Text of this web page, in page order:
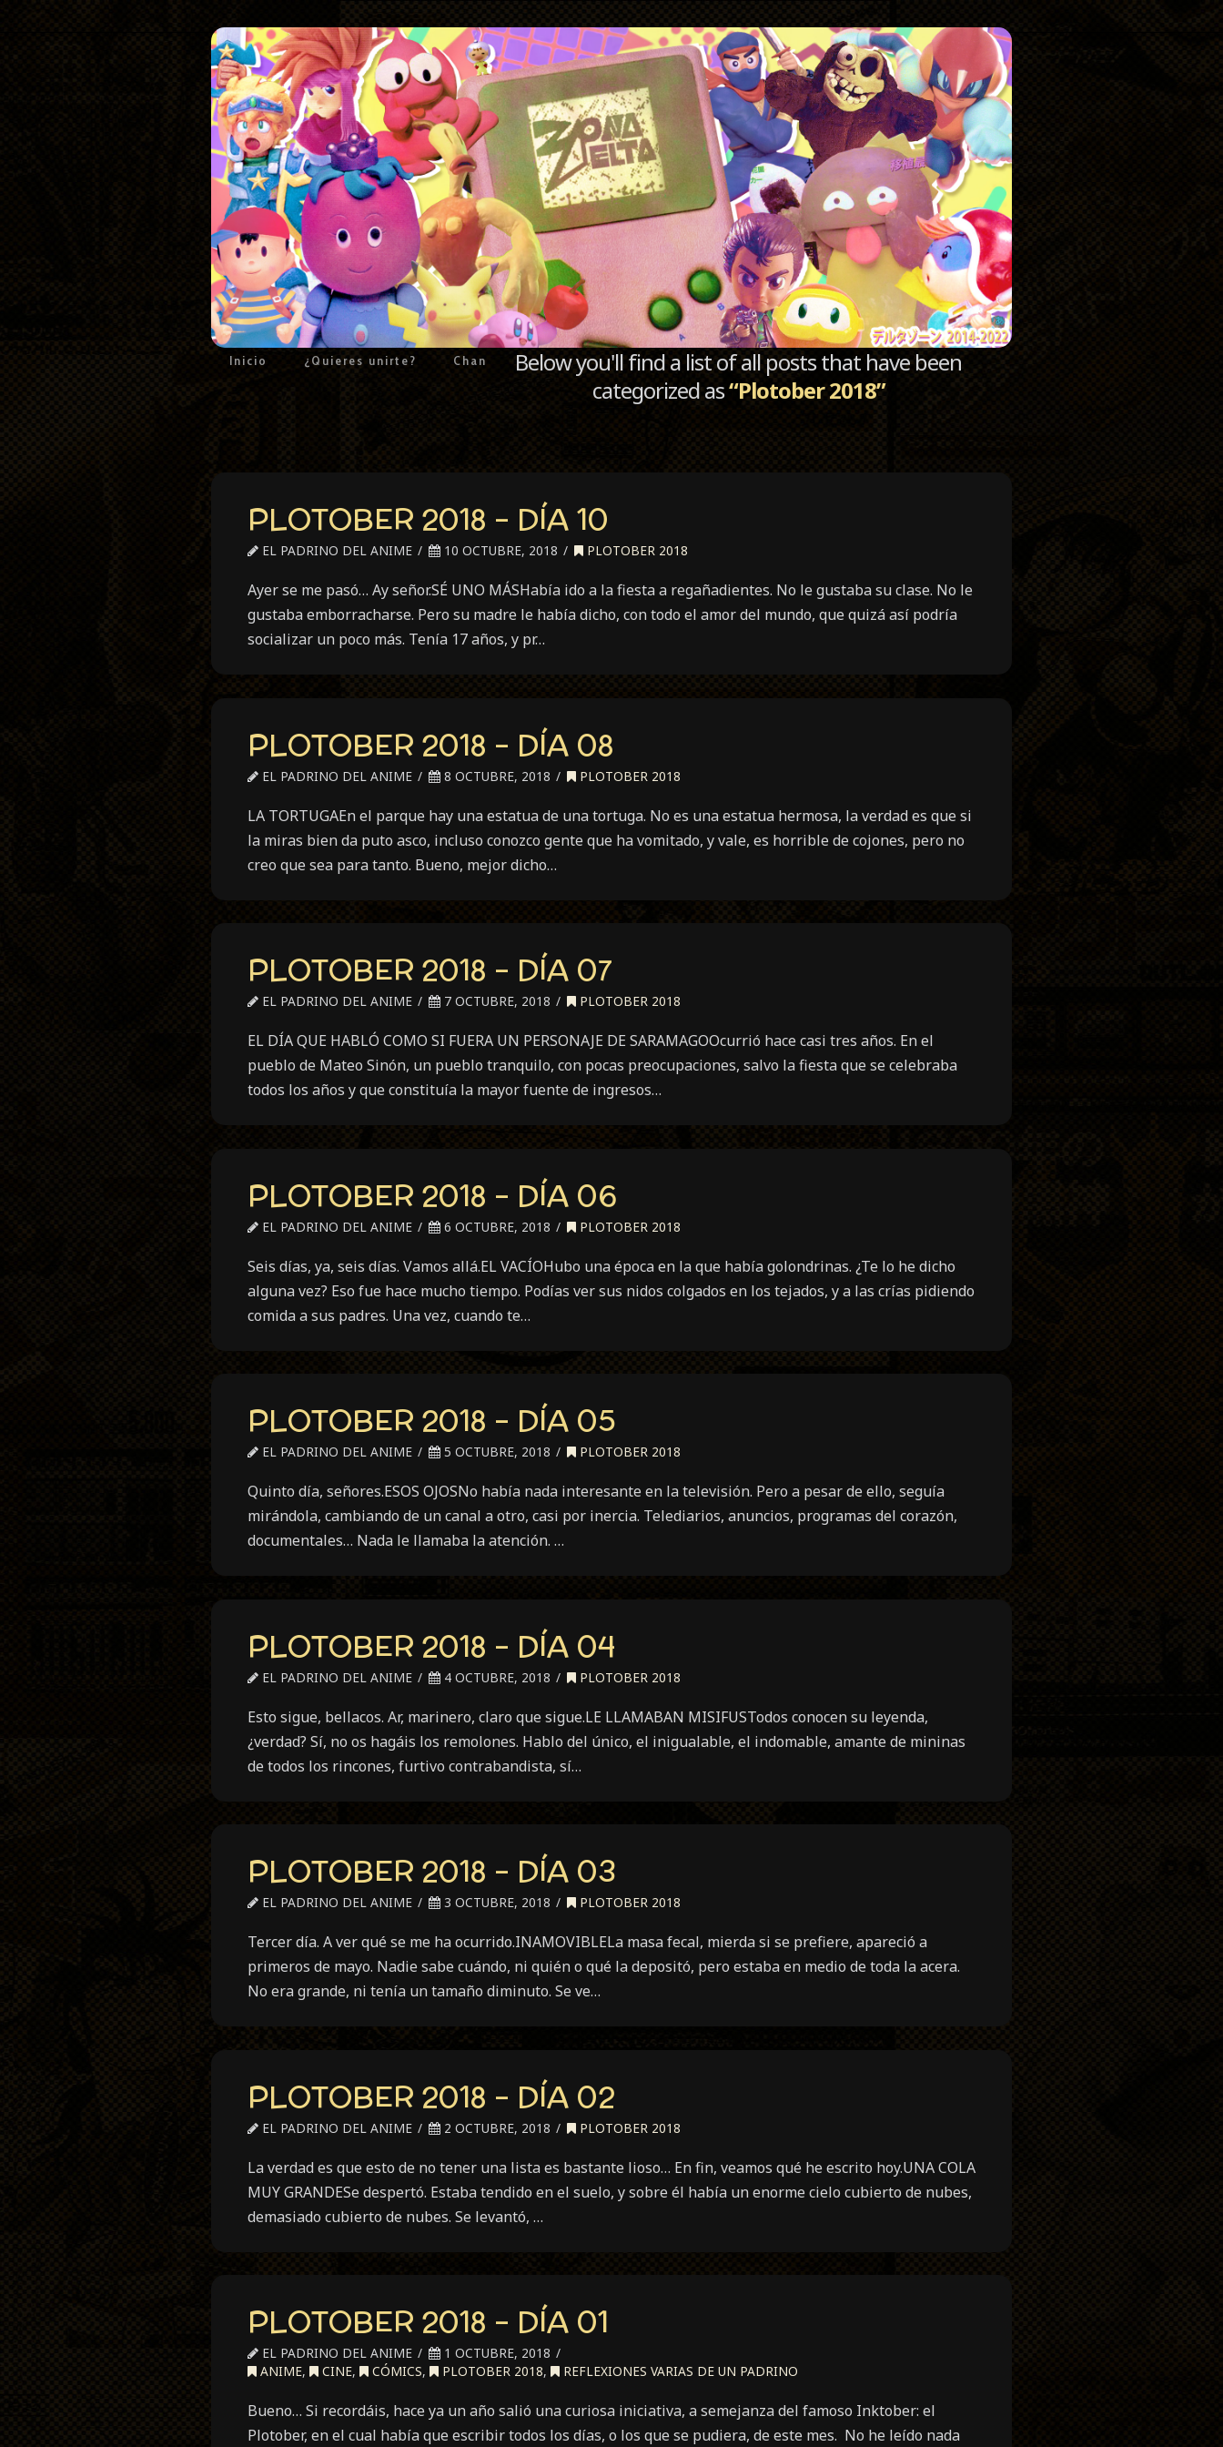
Inicio ¿Quieres unirte? Chan
Below you'll find a list of all posts that have been
categorized as“Plotober 2018”
PLOTOBER 2018 – DÍA 10
EL PADRINO DEL ANIME 10 OCTUBRE, 2018 PLOTOBER 2018
Ayer se me pasó… Ay señor.SÉ UNO MÁSHabía ido a la fiesta a regañadientes. No le gustaba su clase. No le
gustaba emborracharse. Pero su madre le había dicho, con todo el amor del mundo, que quizá así podría
socializar un poco más. Tenía 17 años, y pr…
PLOTOBER 2018 – DÍA 08
EL PADRINO DEL ANIME 8 OCTUBRE, 2018 PLOTOBER 2018
LA TORTUGAEn el parque hay una estatua de una tortuga. No es una estatua hermosa, la verdad es que si
la miras bien da puto asco, incluso conozco gente que ha vomitado, y vale, es horrible de cojones, pero no
creo que sea para tanto. Bueno, mejor dicho…
PLOTOBER 2018 – DÍA 07
EL PADRINO DEL ANIME 7 OCTUBRE, 2018 PLOTOBER 2018
EL DÍA QUE HABLÓ COMO SI FUERA UN PERSONAJE DE SARAMAGOOcurrió hace casi tres años. En el
pueblo de Mateo Sinón, un pueblo tranquilo, con pocas preocupaciones, salvo la fiesta que se celebraba
todos los años y que constituía la mayor fuente de ingresos…
PLOTOBER 2018 – DÍA 06
EL PADRINO DEL ANIME 6 OCTUBRE, 2018 PLOTOBER 2018
Seis días, ya, seis días. Vamos allá.EL VACÍOHubo una época en la que había golondrinas. ¿Te lo he dicho
alguna vez? Eso fue hace mucho tiempo. Podías ver sus nidos colgados en los tejados, y a las crías pidiendo
comida a sus padres. Una vez, cuando te…
PLOTOBER 2018 – DÍA 05
EL PADRINO DEL ANIME 5 OCTUBRE, 2018 PLOTOBER 2018
Quinto día, señores.ESOS OJOSNo había nada interesante en la televisión. Pero a pesar de ello, seguía
mirándola, cambiando de un canal a otro, casi por inercia. Telediarios, anuncios, programas del corazón,
documentales… Nada le llamaba la atención. …
PLOTOBER 2018 – DÍA 04
EL PADRINO DEL ANIME 4 OCTUBRE, 2018 PLOTOBER 2018
Esto sigue, bellacos. Ar, marinero, claro que sigue.LE LLAMABAN MISIFUSTodos conocen su leyenda,
¿verdad? Sí, no os hagáis los remolones. Hablo del único, el inigualable, el indomable, amante de mininas
de todos los rincones, furtivo contrabandista, sí…
PLOTOBER 2018 – DÍA 03
EL PADRINO DEL ANIME 3 OCTUBRE, 2018 PLOTOBER 2018
Tercer día. A ver qué se me ha ocurrido.INAMOVIBLELa masa fecal, mierda si se prefiere, apareció a
primeros de mayo. Nadie sabe cuándo, ni quién o qué la depositó, pero estaba en medio de toda la acera.
No era grande, ni tenía un tamaño diminuto. Se ve…
PLOTOBER 2018 – DÍA 02
EL PADRINO DEL ANIME 2 OCTUBRE, 2018 PLOTOBER 2018
La verdad es que esto de no tener una lista es bastante lioso… En fin, veamos qué he escrito hoy.UNA COLA
MUY GRANDESe despertó. Estaba tendido en el suelo, y sobre él había un enorme cielo cubierto de nubes,
demasiado cubierto de nubes. Se levantó, …
PLOTOBER 2018 – DÍA 01
EL PADRINO DEL ANIME
1 OCTUBRE, 2018
ANIME, CINE, CÓMICS, PLOTOBER 2018, REFLEXIONES VARIAS DE UN PADRINO
Bueno… Si recordáis, hace ya un año salió una curiosa iniciativa, a semejanza del famoso Inktober: el
Plotober, en el cual había que escribir todos los días, o los que se pudiera, de este mes. No he leído nada